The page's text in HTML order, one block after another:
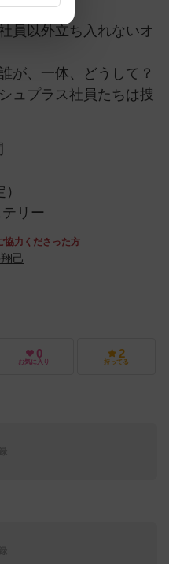
員以外立ち入れないオ
が、一体、どうして？
ュプラス社員たちは捜
リー
協力くださった方
己
0
お気に入り
2
持ってる